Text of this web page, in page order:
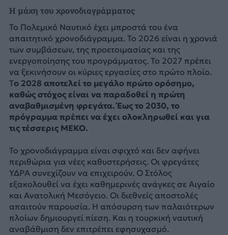
Η μάχη του χρονοδιαγράμματος
Το Πολεμικό Ναυτικό έχει μπροστά του ένα
απαιτητικό χρονοδιάγραμμα. Το 2026 είναι η χρονιά
των συμβάσεων, της προετοιμασίας και της
ενεργοποίησης του προγράμματος. Το 2027 πρέπει
να ξεκινήσουν οι κύριες εργασίες στο πρώτο πλοίο.
Το 2028 αποτελεί το μεγάλο πρώτο ορόσημο,
καθώς στόχος είναι να παραδοθεί η πρώτη
αναβαθμισμένη φρεγάτα. Έως το 2030, το
πρόγραμμα πρέπει να έχει ολοκληρωθεί και για
τις τέσσερις ΜΕΚΟ.
Το χρονοδιάγραμμα είναι σφιχτό και δεν αφήνει
περιθώρια για νέες καθυστερήσεις. Οι φρεγάτες
ΥΔΡΑ συνεχίζουν να επιχειρούν. Ο Στόλος
εξακολουθεί να έχει καθημερινές ανάγκες σε Αιγαίο
και Ανατολική Μεσόγειο. Οι διεθνείς αποστολές
απαιτούν παρουσία. Η απόσυρση των παλαιότερων
πλοίων δημιουργεί πίεση. Και η τουρκική ναυτική
αναβάθμιση δεν επιτρέπει εφησυχασμό.